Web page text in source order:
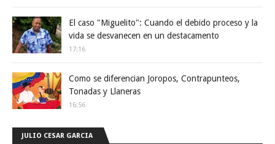
El caso "Miguelito": Cuando el debido proceso y la
vida se desvanecen en un destacamento
17:16
Como se diferencian Joropos, Contrapunteos,
Tonadas y Llaneras
16:56
JULIO CESAR GARCIA